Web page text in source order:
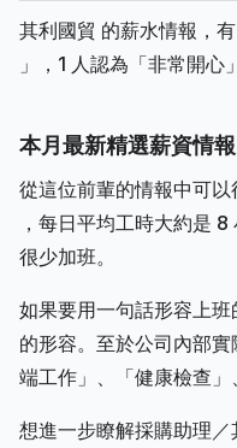
其利國貿 的薪水情報，
」，1 人認為「非常開心
本月最新精選薪資情
從這位前輩的情報中可
，每日平均工時大約是
很少加班。
如果要用一句話形容上
的形容。至於公司內部
端工作」、「健康檢查」
想進一步瞭解採購助理／